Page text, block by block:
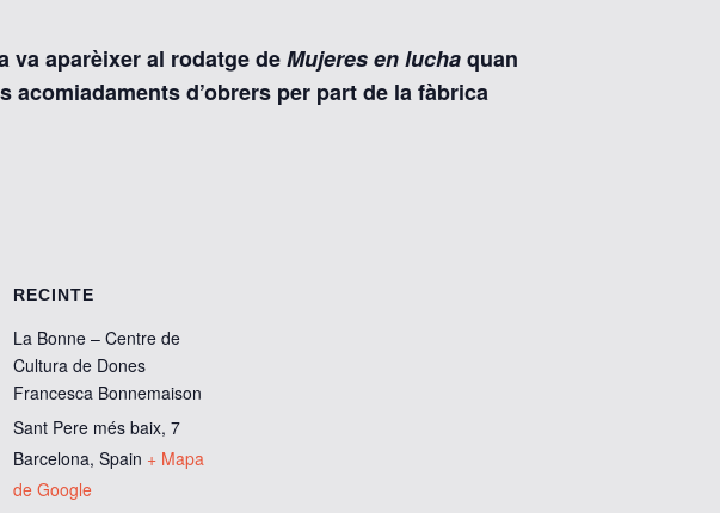
va aparèixer al rodatge deMujeres en luchaquan
d’obrers per part de la fàbrica
RECINTE
La Bonne – Centre de
Cultura de Dones
Francesca Bonnemaison
Sant Pere més baix, 7
Barcelona, Spain + Mapa
de Google